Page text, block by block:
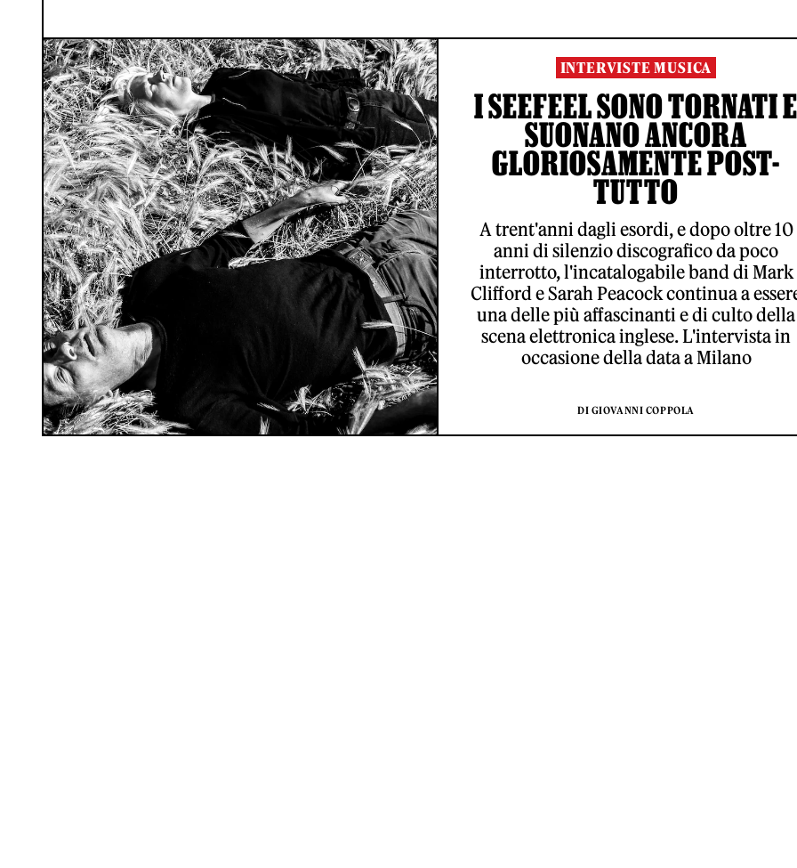
INTERVISTE MUSICA
I SEEFEEL SONO TORNATI
SUONANO ANCORA
GLORIOSAMENTE POST-
TUTTO
A trent'anni dagli esordi, e dopo oltre 10
anni di silenzio discografico da poco
interrotto, l'incatalogabile band di Mark
Clifford e Sarah Peacock continua a
una delle più affascinanti e di culto della
scena elettronica inglese. L'intervista in
occasione della data a Milano
DI GIOVANNI COPPOLA